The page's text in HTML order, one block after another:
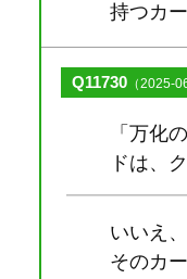
持つカ
Q11730 （2025-
「万化
ドは、
いいえ
そのカ